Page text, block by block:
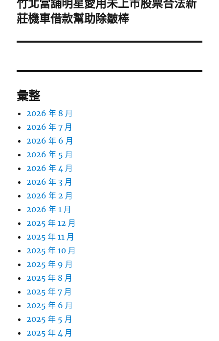
下
一
文
竹北當舖明星愛用未上市股票合法新
莊機車借款幫助除皺棒
彙整
2026 年 8 月
2026 年 7 月
2026 年 6 月
2026 年 5 月
2026 年 4 月
2026 年 3 月
2026 年 2 月
2026 年 1 月
2025 年 12 月
2025 年 11 月
2025 年 10 月
2025 年 9 月
2025 年 8 月
2025 年 7 月
2025 年 6 月
2025 年 5 月
2025 年 4 月